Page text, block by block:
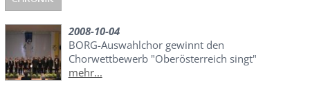
2008-10-04
BORG-Auswahlchor gewinnt den
Chorwettbewerb "Oberösterreich singt"
mehr...